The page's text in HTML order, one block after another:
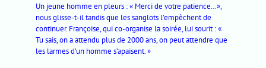
Un jeune homme en pleurs : « Merci de votre patience…»,
nous glisse-t-il tandis que les sanglots l’empêchent de
continuer. Françoise, qui co-organise la soirée, lui sourit : «
Tu sais, on a attendu plus de 2000 ans, on peut attendre que
les larmes d’un homme s’apaisent. »